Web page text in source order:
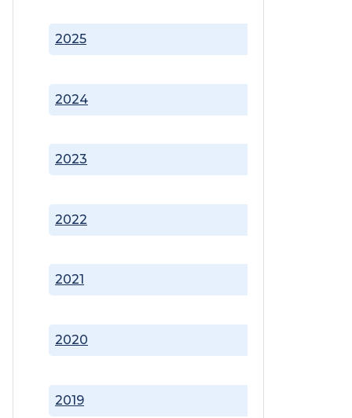
2019
2020
2021
2022
2023
2024
2025